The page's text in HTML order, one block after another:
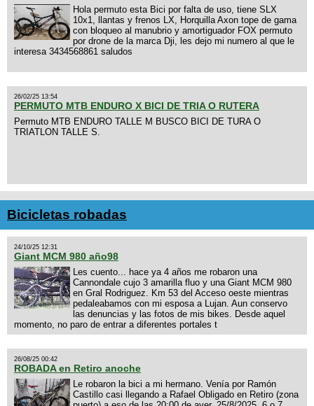
Hola permuto esta Bici por falta de uso, tiene SLX
10x1, llantas y frenos LX, Horquilla Axon tope de gama
con bloqueo al manubrio y amortiguador FOX permuto
por drone de la marca Dji, les dejo mi numero al que le
interesa 3434568861 saludos
26/02/25 13:54
PERMUTO MTB ENDURO X BICI DE TRIA O RUTERA
Permuto MTB ENDURO TALLE M BUSCO BICI DE TURA O
TRIATLON TALLE S.
Bicicletas robadas
24/10/25 12:31
Giant MCM 980 año98
Les cuento... hace ya 4 años me robaron una
Cannondale cujo 3 amarilla fluo y una Giant MCM 980
en Gral Rodriguez. Km 53 del Acceso oeste mientras
pedaleabamos con mi esposa a Lujan. Aun conservo
las denuncias y las fotos de mis bikes. Desde aquel
momento, no paro de entrar a diferentes portales t
26/08/25 00:42
ROBADA en Retiro anoche
Le robaron la bici a mi hermano. Venía por Ramón
Castillo casi llegando a Rafael Obligado en Retiro (zona